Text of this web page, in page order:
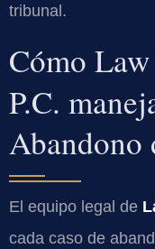
tribunal.
Cómo
P.C.
Abandono
El equipo legal de
cada caso de